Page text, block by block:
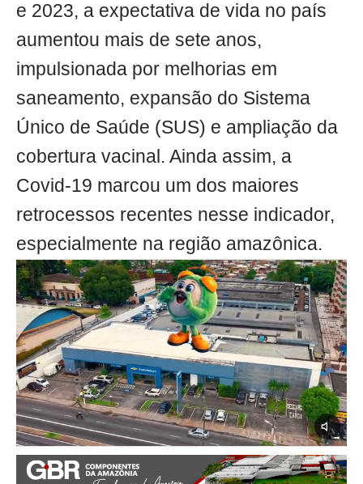
e 2023, a expectativa de vida no país
aumentou mais de sete anos,
impulsionada por melhorias em
saneamento, expansão do Sistema
Único de Saúde (SUS) e ampliação da
cobertura vacinal. Ainda assim, a
Covid-19 marcou um dos maiores
retrocessos recentes nesse indicador,
especialmente na região amazônica.